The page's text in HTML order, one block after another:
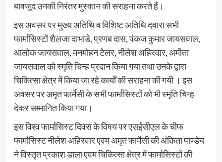
बावजूद उनकी निरंतर मुस्कान की सराहना करते हैं।
इस अवसर पर मुख्य अतिथि व विशिष्ट अतिथि दवारा सभी
फार्मासिस्टों शैलजा दाभाडे, प्रणब दास, पंकज कुमार जायसवाल,
आलोक जायसवाल, मनमोहन टेलर, नीलेश अहिरवार, अमीता
जायसवाल को स्मृति चिन्ह प्रदान किया गया तथा उनके द्वारा
चिकित्सा क्षेत्र में किया जा रहे कार्यों की सराहना की गयी । इस
अवसर पर अमृत फार्मेसी के सभी फार्मासिस्टों को भी स्मृति चिन्ह
देकर सम्मानित किया गया।
इस विश्व फार्मासिस्ट दिवस के विषय पर एसईसीएल के चीफ
फार्मासिस्ट नीलेश अहिरवार एवम अमृत फार्मेसी की अंकिता पाण्डेय
ने विस्तृत प्रकाश डाला एवम चिकित्सा क्षेत्र में फार्मासिस्टों की